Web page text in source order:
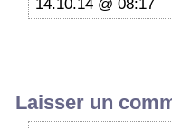
14.10.14 @ 08:17
Laisser un